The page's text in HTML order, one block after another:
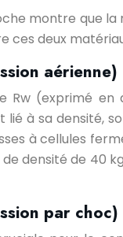
montre que
ces deux
aérienne)
Rw (exprimé
à sa densité,
à cellules
de densité de 40
par choc)